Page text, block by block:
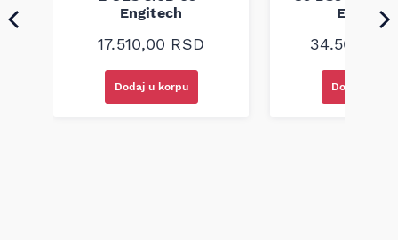
Engitech
17.510,00 RSD
Dodaj u korpu
Engitech
34.500,00
Dodaj u